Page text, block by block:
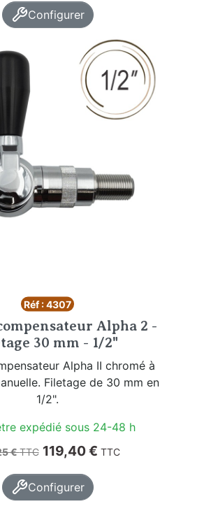
Configurer
Réf : 4307
Alpha 2 -
30 mm - 1/2"
Alpha II chromé à
Filetage de 30 mm en
1/2".
expédié sous 24-48 h
base
€TTC Prix
119,40 € TTC
Configurer